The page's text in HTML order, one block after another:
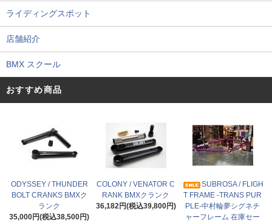
ライディングスポット
店舗紹介
BMX スクール
おすすめ商品
ODYSSEY / THUNDER
BOLT CRANKS BMXク
ランク
35,000円(税込38,500円)
COLONY / VENATOR C
RANK BMXクランク
36,182円(税込39,800円)
SUBROSA / FLIGH
T FRAME -TRANS PUR
PLE-中村輪夢シグネチ
ャーフレーム 在庫セー